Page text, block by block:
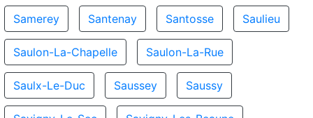
Samerey Santenay Santosse Saulieu
Saulon-La-Chapelle Saulon-La-Rue
Saulx-Le-Duc Saussey Saussy